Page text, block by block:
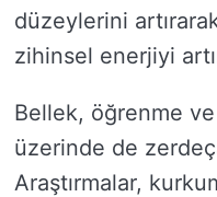
düzeylerini
zihinsel enerjiyi
Bellek, öğrenme
üzerinde de
Araştırmalar,